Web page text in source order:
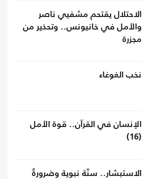
الاحتلال يقتحم مشفيي ناصر
والأمل في خانيونس.. وتحذير من
مجزرة
نخب الغوغاء
الإنسان في القرآن.. قوة الأمل
(16)
الاستبشار.. سنّة نبوية وضرورةٌ